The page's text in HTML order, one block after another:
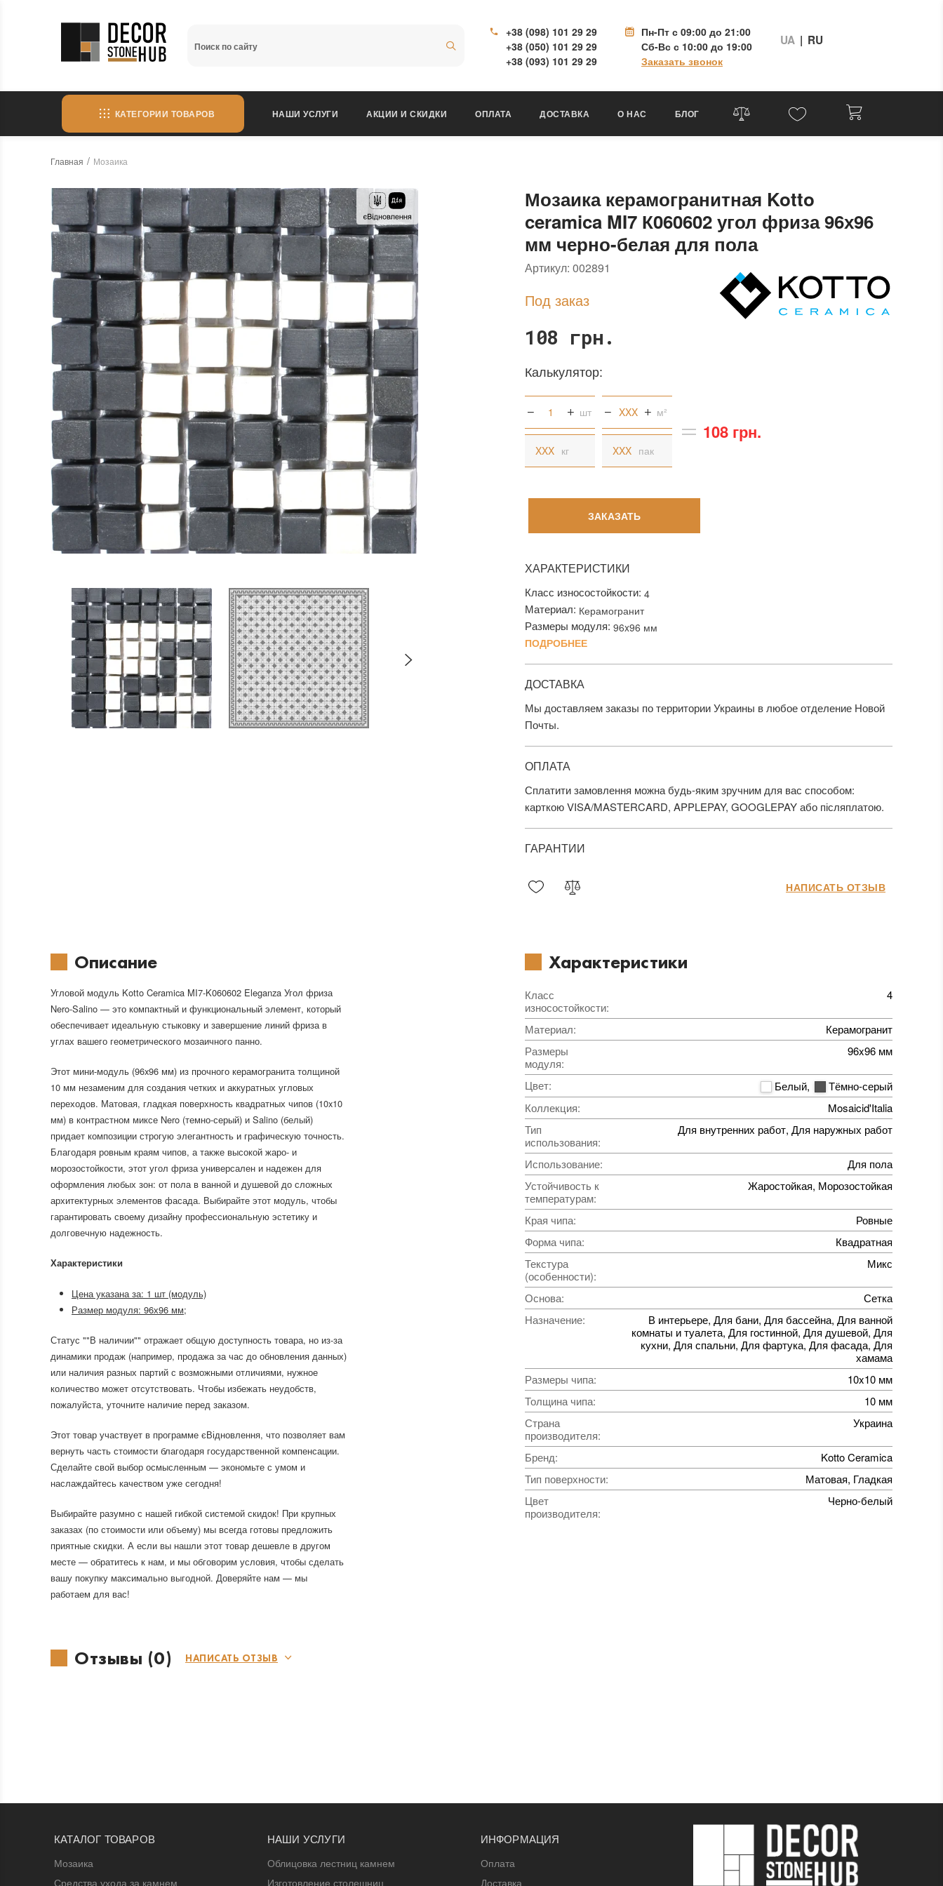
+38 (098) 101 29 29
+38 (050) 101 29 29
+38 (093) 101 29 29
Пн-Пт с 09:00 до 21:00
Сб-Вс с 10:00 до 19:00
Заказать звонок
UA | RU
КАТЕГОРИИ ТОВАРОВ НАШИ УСЛУГИ АКЦИИ И СКИДКИ ОПЛАТА ДОСТАВКА О НАС БЛОГ
Главная Мозаика
Мозаика керамогранитная Kotto
ceramica MI7 К060602 угол фриза 96х96
мм черно-белая для пола
Артикул: 002891
Под заказ
108 грн.
Калькулятор:
шт м²
кг пак
108 грн.
ЗАКАЗАТЬ
ХАРАКТЕРИСТИКИ
Класс износостойкости: 4
Материал: Керамогранит
Размеры модуля: 96x96 мм
ПОДРОБНЕЕ
ДОСТАВКА
Мы доставляем заказы по территории Украины в любое отделение Новой
Почты.
ОПЛАТА
Сплатити замовлення можна будь-яким зручним для вас способом:
карткою VISA/MASTERCARD, APPLEPAY, GOOGLEPAY або післяплатою.
ГАРАНТИИ
НАПИСАТЬ ОТЗЫВ
Описание
Угловой модуль Kotto Ceramica MI7-K060602 Eleganza Угол фриза
Nero-Salino — это компактный и функциональный элемент, который
обеспечивает идеальную стыковку и завершение линий фриза в
углах вашего геометрического мозаичного панно.
Этот мини-модуль (96x96 мм) из прочного керамогранита толщиной
10 мм незаменим для создания четких и аккуратных угловых
переходов. Матовая, гладкая поверхность квадратных чипов (10x10
мм) в контрастном миксе Nero (темно-серый) и Salino (белый)
придает композиции строгую элегантность и графическую точность.
Благодаря ровным краям чипов, а также высокой жаро- и
морозостойкости, этот угол фриза универсален и надежен для
оформления любых зон: от пола в ванной и душевой до сложных
архитектурных элементов фасада. Выбирайте этот модуль, чтобы
гарантировать своему дизайну профессиональную эстетику и
долговечную надежность.
Характеристики
Цена указана за: 1 шт (модуль)
Размер модуля: 96х96 мм;
Статус ""В наличии"" отражает общую доступность товара, но из-за
динамики продаж (например, продажа за час до обновления данных)
или наличия разных партий с возможными отличиями, нужное
количество может отсутствовать. Чтобы избежать неудобств,
пожалуйста, уточните наличие перед заказом.
Этот товар участвует в программе єВідновлення, что позволяет вам
вернуть часть стоимости благодаря государственной компенсации.
Сделайте свой выбор осмысленным — экономьте с умом и
наслаждайтесь качеством уже сегодня!
Выбирайте разумно с нашей гибкой системой скидок! При крупных
заказах (по стоимости или объему) мы всегда готовы предложить
приятные скидки. А если вы нашли этот товар дешевле в другом
месте — обратитесь к нам, и мы обговорим условия, чтобы сделать
вашу покупку максимально выгодной. Доверяйте нам — мы
работаем для вас!
Характеристики
Класс
износостойкости:
4
Материал:
Керамогранит
Размеры
модуля:
96x96 мм
Цвет: Белый,
Тёмно-серый
Коллекция:
Mosaicid'Italia
Тип
использования:
Для внутренних работ, Для наружных работ
Использование:
Для пола
Устойчивость к
температурам:
Жаростойкая, Морозостойкая
Края чипа:
Ровные
Форма чипа:
Квадратная
Текстура
(особенности):
Микс
Основа:
Сетка
Назначение:
В интерьере, Для бани, Для бассейна, Для ванной
комнаты и туалета, Для гостинной, Для душевой, Для
кухни, Для спальни, Для фартука, Для фасада, Для
хамама
Размеры чипа:
10x10 мм
Толщина чипа:
10 мм
Страна
производителя:
Украина
Бренд:
Kotto Ceramica
Тип поверхности:
Матовая, Гладкая
Цвет
производителя:
Черно-белый
Отзывы (0) НАПИСАТЬ ОТЗЫВ
КАТАЛОГ ТОВАРОВ
Мозаика
Средства ухода за камнем
НАШИ УСЛУГИ
Облицовка лестниц камнем
Изготовление столешниц
ИНФОРМАЦИЯ
Оплата
Доставка